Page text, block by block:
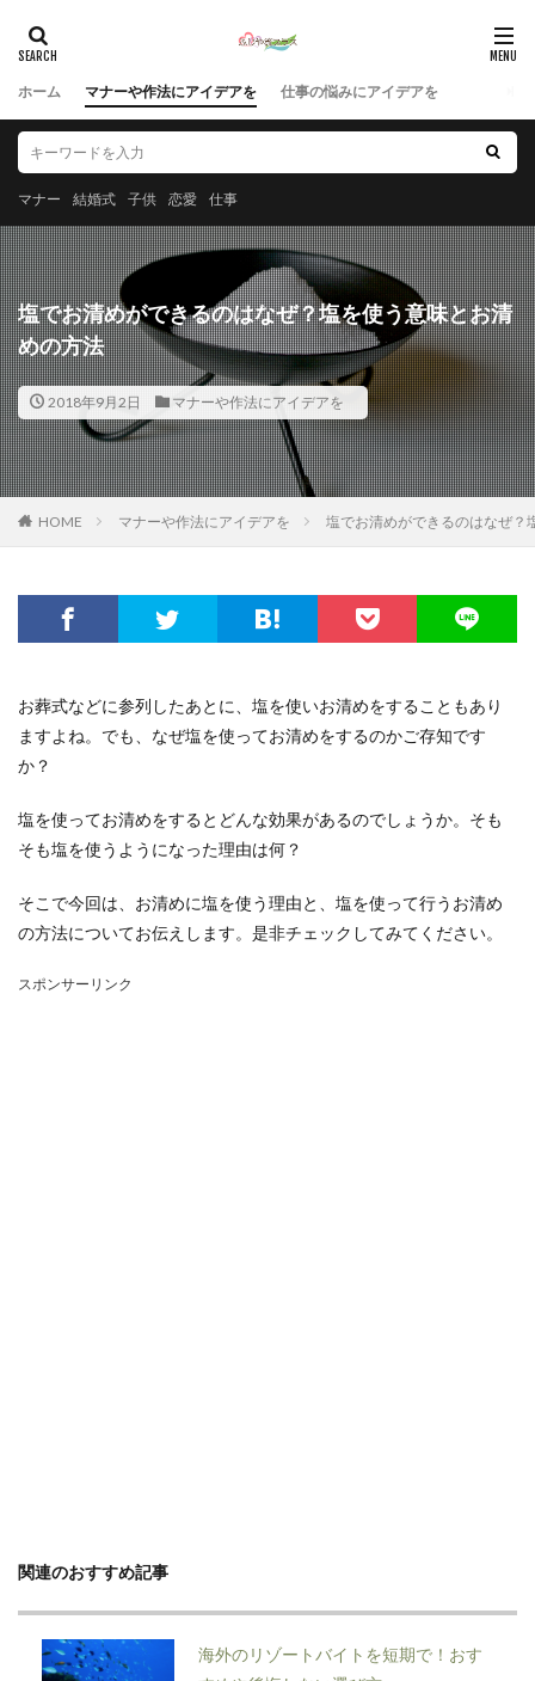
ホーム マナーや作法にアイデアを 仕事の悩みにアイデアを
マナー 結婚式 子供 恋愛 仕事
塩でお清めができるのはなぜ？塩を使う意味とお清
めの方法
2018年9月2日 マナーや作法にアイデアを
HOME マナーや作法にアイデアを 塩でお清めができるのはなぜ？
お葬式などに参列したあとに、塩を使いお清めをすることもあり
ますよね。でも、なぜ塩を使ってお清めをするのかご存知です
か？
塩を使ってお清めをするとどんな効果があるのでしょうか。そも
そも塩を使うようになった理由は何？
そこで今回は、お清めに塩を使う理由と、塩を使って行うお清め
の方法についてお伝えします。是非チェックしてみてください。
スポンサーリンク
関連のおすすめ記事
海外のリゾートバイトを短期で！おす